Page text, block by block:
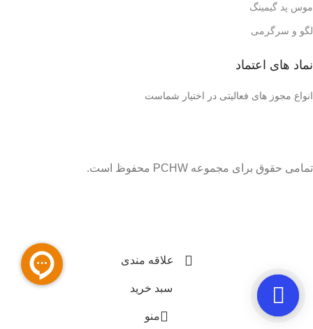
موس پد گیمینگ
لگو و سرگرمی
نماد های اعتماد
انواع مجوز های فعالیتی در اختیار شماست
تمامی حقوق برای مجموعه PCHW محفوظ است.
علاقه مندی
سبد خرید
منو